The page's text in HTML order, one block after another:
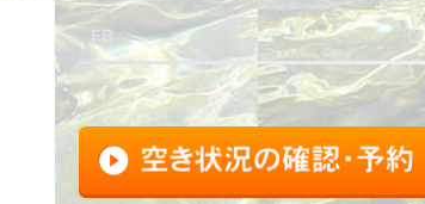
FB